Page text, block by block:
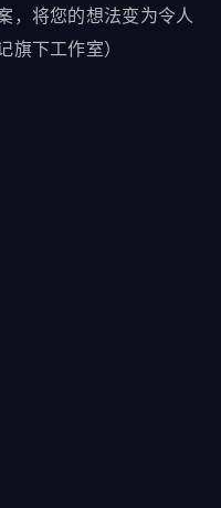
，将您的想法变为令人
下工作室）